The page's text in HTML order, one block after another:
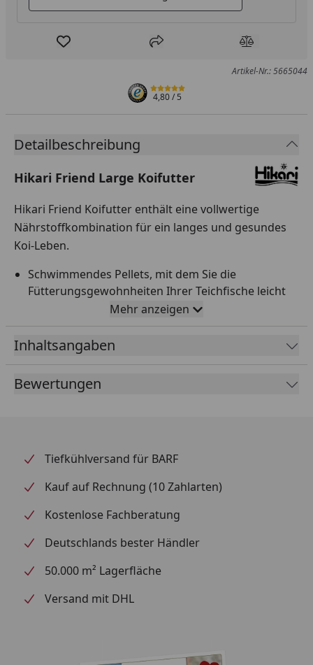
Produkt zur Wunschliste hinzufügen
Teilen Produkt
Artikel-Nr.: 5665044
4,80/ 5
Detailbeschreibung
Hikari Friend Large Koifutter
Hikari Friend Koifutter enthält eine vollwertige
Nährstoffkombination für ein langes und gesundes
Koi-Leben.
Schwimmendes Pellets, mit dem Sie die
Fütterungsgewohnheiten Ihrer Teichfische leicht
überwachen und bei Bedarf die Futtermenge
anpassen können. Damit verringern Sie die
Wahrscheinlichkeit von Problemen mit der
Wasserqualität durch Überfütterung.
Dank einer
fortschrittlichen Produktionstechnologie gibt es
Pellet wird sehr gut angenommen und bietet eine
Das Koifutter enthält stabilisiertes Vitamin C zur
Unterstützung des Immunsystems.
Fütterung: Füttern Sie die Menge, die Ihr Fisch
basierend auf der Wassertemperatur, dem
Mehr anzeigen
Inhaltsangaben
Bewertungen
Tiefkühlversand für BARF
Kauf auf Rechnung (10 Zahlarten)
Kostenlose Fachberatung
Deutschlands bester Händler
50.000 m² Lagerfläche
Versand mit DHL